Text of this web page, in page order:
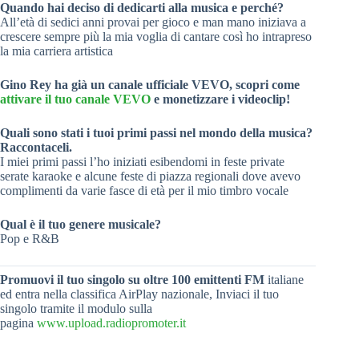
Quando hai deciso di dedicarti alla musica e perché?
All’età di sedici anni provai per gioco e man mano iniziava a
crescere sempre più la mia voglia di cantare così ho intrapreso
la mia carriera artistica
Gino Rey ha già un canale ufficiale VEVO, scopri come
attivare il tuo canale VEVO e monetizzare i videoclip!
Quali sono stati i tuoi primi passi nel mondo della musica?
Raccontaceli.
I miei primi passi l’ho iniziati esibendomi in feste private
serate karaoke e alcune feste di piazza regionali dove avevo
complimenti da varie fasce di età per il mio timbro vocale
Qual è il tuo genere musicale?
Pop e R&B
Promuovi il tuo singolo su oltre 100 emittenti FM italiane
ed entra nella classifica AirPlay nazionale, Inviaci il tuo
singolo tramite il modulo sulla
pagina www.upload.radiopromoter.it